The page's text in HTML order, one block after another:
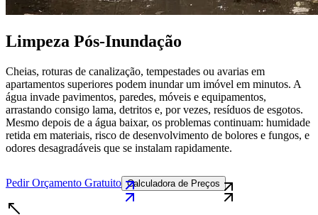
Limpeza Pós-Inundação
Cheias, roturas de canalização, tempestades ou avarias em
apartamentos superiores podem inundar um imóvel em minutos. A
água invade pavimentos, paredes, móveis e equipamentos,
arrastando consigo lama, detritos e, por vezes, resíduos de esgotos.
Mesmo depois de a água baixar, os problemas continuam: humidade
retida em materiais, risco de desenvolvimento de bolores e fungos, e
odores desagradáveis que se instalam rapidamente.
Pedir Orçamento Gratuito Calculadora de Preços